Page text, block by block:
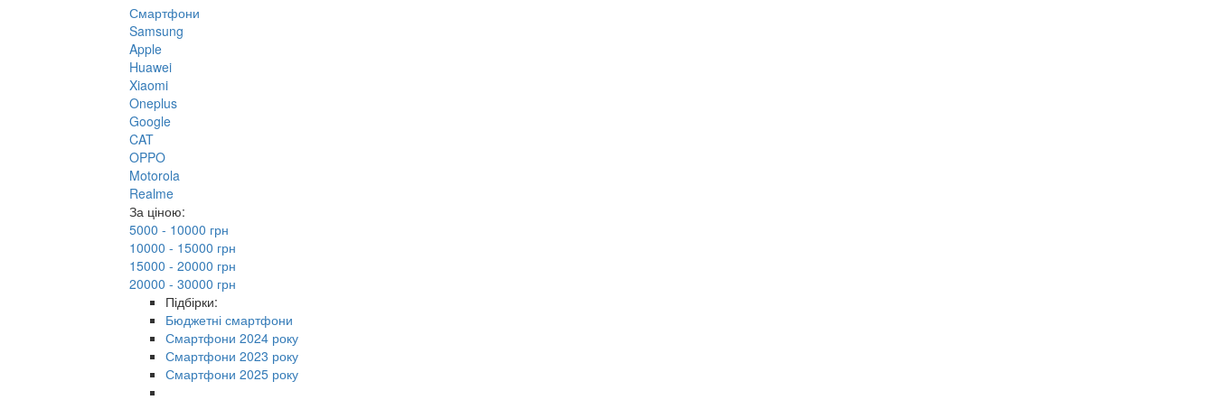
Смартфони
Samsung
Apple
Huawei
Xiaomi
Oneplus
Google
CAT
OPPO
Motorola
Realme
За ціною:
5000 - 10000 грн
10000 - 15000 грн
15000 - 20000 грн
20000 - 30000 грн
Підбірки:
Бюджетні смартфони
Смартфони 2024 року
Смартфони 2023 року
Смартфони 2025 року